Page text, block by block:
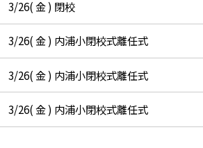
3/26( 金 ) 閉校
3/26( 金 ) 内浦小閉校式離任式
3/26( 金 ) 内浦小閉校式離任式
3/26( 金 ) 内浦小閉校式離任式